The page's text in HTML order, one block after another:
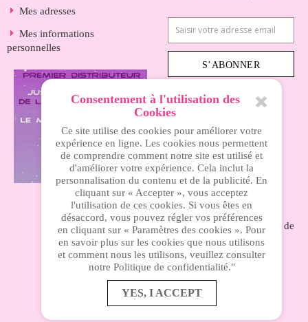
Mes adresses
Mes informations
personnelles
S’ABONNER
Nos magasins
Livraison
Mentions légales
Nos conditions générales de
ventes
A propos
Paiement sécurisé
Accès privé
Consentement à l'utilisation des
Cookies
Ce site utilise des cookies pour améliorer votre
expérience en ligne. Les cookies nous permettent
de comprendre comment notre site est utilisé et
d'améliorer votre expérience. Cela inclut la
personnalisation du contenu et de la publicité. En
cliquant sur « Accepter », vous acceptez
l'utilisation de ces cookies. Si vous êtes en
désaccord, vous pouvez régler vos préférences
en cliquant sur « Paramètres des cookies ». Pour
en savoir plus sur les cookies que nous utilisons
et comment nous les utilisons, veuillez consulter
notre Politique de confidentialité."
YES, I ACCEPT